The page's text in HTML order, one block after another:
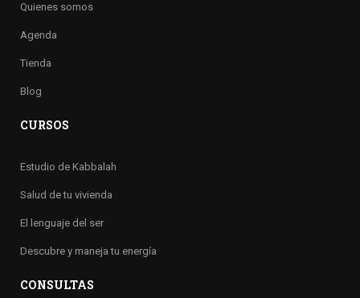
Quienes somos
Agenda
Tienda
Blog
CURSOS
Estudio de Kabbalah
Salud de tu vivienda
El lenguaje del ser
Descubre y maneja tu energía
CONSULTAS